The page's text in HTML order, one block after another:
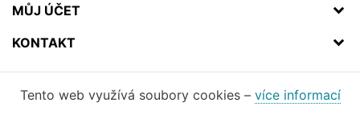
MŮJ ÚČET
KONTAKT
Tento web využívá soubory cookies – více informací